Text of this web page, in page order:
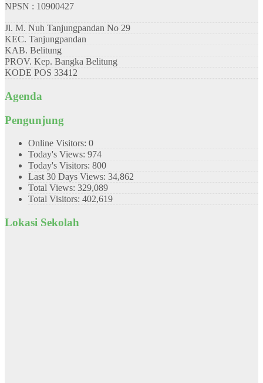
NPSN : 10900427
Jl. M. Nuh Tanjungpandan No 29
KEC. Tanjungpandan
KAB. Belitung
PROV. Kep. Bangka Belitung
KODE POS 33412
Agenda
Pengunjung
Online Visitors: 0
Today's Views: 974
Today's Visitors: 800
Last 30 Days Views: 34,862
Total Views: 329,089
Total Visitors: 402,619
Lokasi Sekolah